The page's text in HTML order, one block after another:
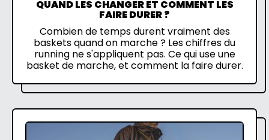
QUAND LES CHANGER ET COMMENT LES
FAIRE DURER ?
Combien de temps durent vraiment des
baskets quand on marche ? Les chiffres du
running ne s'appliquent pas. Ce qui use une
basket de marche, et comment la faire durer.